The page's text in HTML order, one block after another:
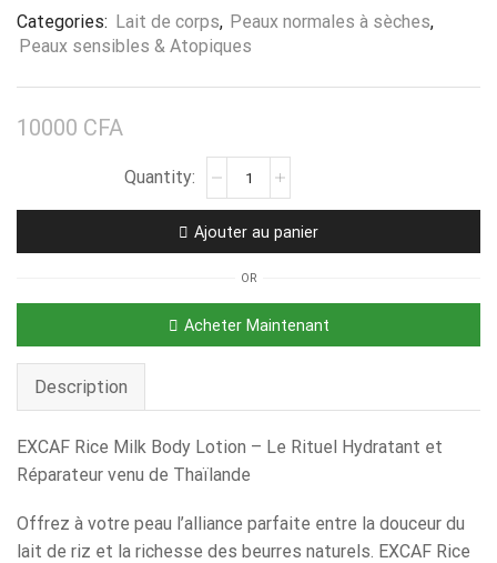
Categories: Lait de corps, Peaux normales à sèches,
Peaux sensibles & Atopiques
10000 CFA
Ajouter au panier
OR
Acheter Maintenant
Description
EXCAF Rice Milk Body Lotion – Le Rituel Hydratant et
Réparateur venu de Thaïlande
Offrez à votre peau l’alliance parfaite entre la douceur du
lait de riz et la richesse des beurres naturels. EXCAF Rice